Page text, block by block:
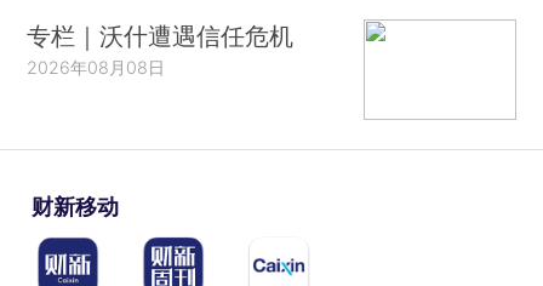
专栏｜沃什遭遇信任危机
2026年08月08日
财新移动